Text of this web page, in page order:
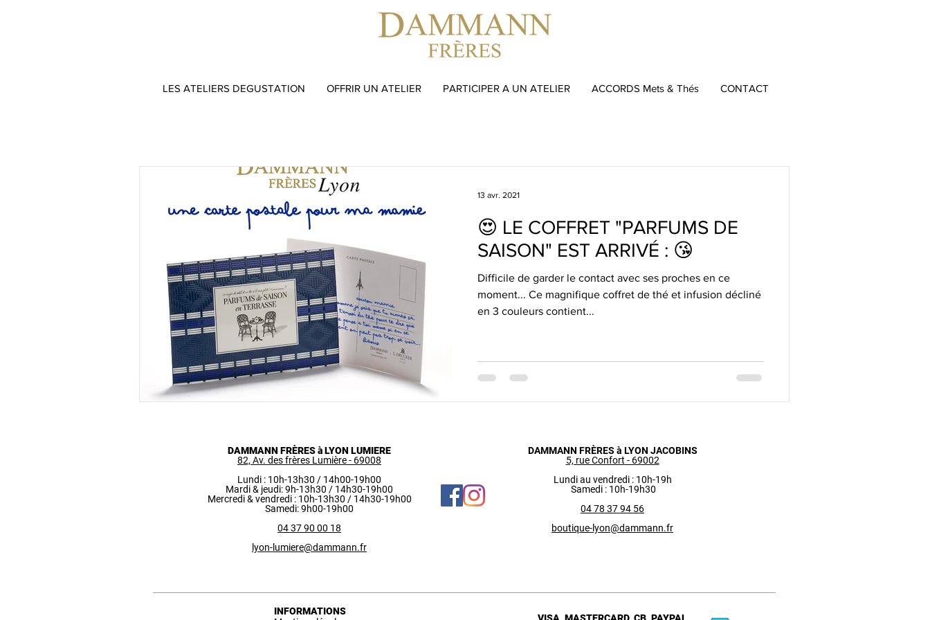
LES ATELIERS DEGUSTATION OFFRIR UN ATELIER PARTICIPER A UN ATELIER ACCORDS Mets & Thés CONTACT
😍 LE COFFRET "PARFUMS DE
SAISON" EST ARRIVÉ : 😘
Difficile de garder le contact avec ses proches en ce
moment... Ce magnifique coffret de thé et infusion décliné
en 3 couleurs contient...
13 avr. 2021
DAMMANN FRÈRES à LYON LUMIERE
82, Av. des frères Lumière - 69008
Lundi : 10h-13h30 / 14h00-19h00
Mardi & jeudi: 9h-13h30 / 14h30-19h00
Mercredi & vendredi: 10h-13h30 / 14h30-19h00
Samedi: 9h00-19h00
04 37 90 00 18
lyon-lumiere@dammann.fr
DAMMANN FRÈRES à LYON JACOBINS
5, rue Confort - 69002​
Lundi au vendredi : 10h-19h
Samedi : 10h-19h30
04 78 37 94 56
boutique-lyon@dammann.fr
INFORMATIONS
VISA, MASTERCARD, CB, PAYPAL